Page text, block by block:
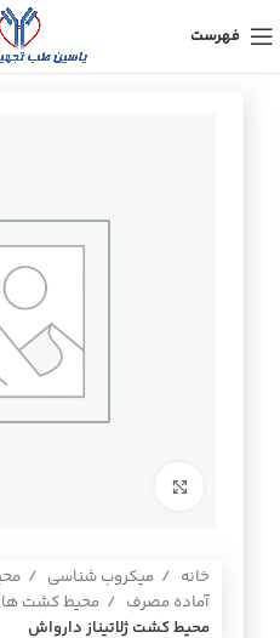
فهرست
خانه میکروب شناسی
آماده مصرف
محیط کشت
محيط كشت ژلاتيناز دارواش